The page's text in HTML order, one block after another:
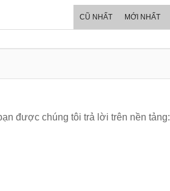
MỚI NHẤT
CŨ NHẤT
được chúng tôi trả lời trên nền tảng: